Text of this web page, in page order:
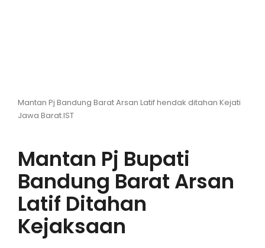
Opini
Mantan Pj Bandung Barat Arsan Latif hendak ditahan Kejati
Jawa Barat.IST
Mantan Pj Bupati
Bandung Barat Arsan
Latif Ditahan
Kejaksaan